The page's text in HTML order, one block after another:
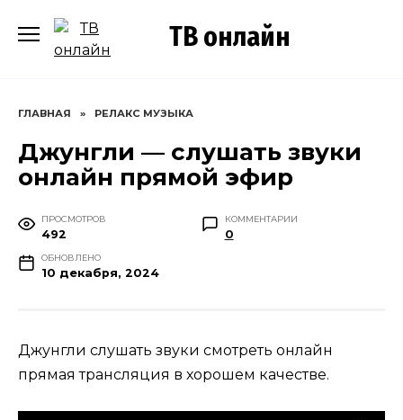
содержанию
ТВ онлайн
ГЛАВНАЯ » РЕЛАКС МУЗЫКА
Джунгли — слушать звуки
онлайн прямой эфир
ПРОСМОТРОВ
492
КОММЕНТАРИИ
0
ОБНОВЛЕНО
10 декабря, 2024
Джунгли слушать звуки смотреть онлайн
прямая трансляция в хорошем качестве.